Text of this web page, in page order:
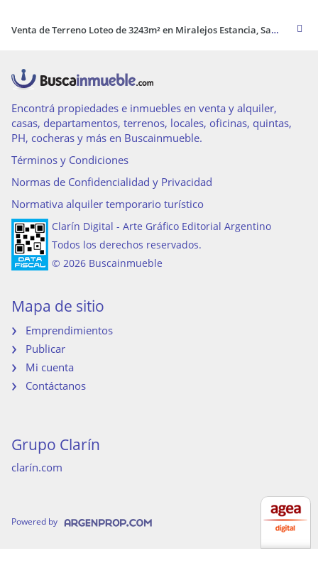
Venta de Terreno Loteo de 3243m² en Miralejos Estancia, San Martín de los Andes
Encontrá propiedades e inmuebles en venta y alquiler,
casas, departamentos, terrenos, locales, oficinas, quintas,
PH, cocheras y más en Buscainmueble.
Términos y Condiciones
Normas de Confidencialidad y Privacidad
Normativa alquiler temporario turístico
Clarín Digital - Arte Gráfico Editorial Argentino
Todos los derechos reservados.
© 2026 Buscainmueble
Mapa de sitio
Emprendimientos
Publicar
Mi cuenta
Contáctanos
Grupo Clarín
clarín.com
Powered by